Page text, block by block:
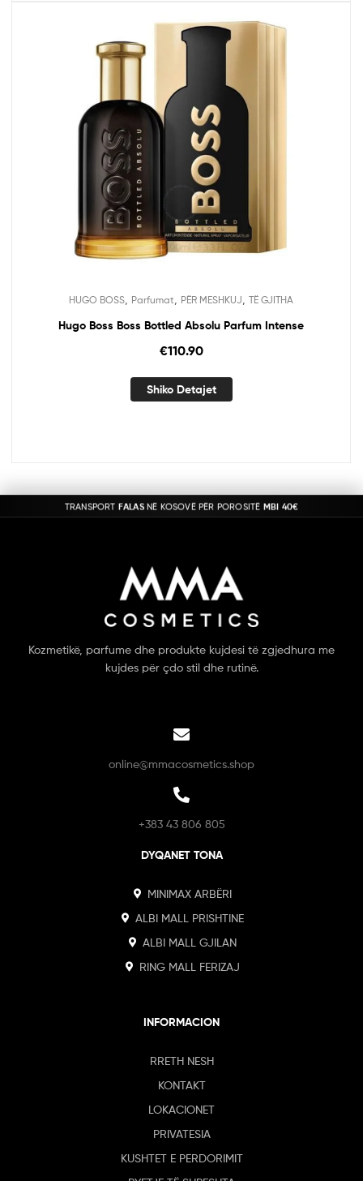
HUGO BOSS Parfumat PËR MESHKUJ TË GJITHA
Hugo Boss Boss Bottled Absolu Parfum Intense
€110.90
Shiko Detajet
Kozmetikë, parfume dhe produkte kujdesi të zgjedhura me
kujdes për çdo stil dhe rutinë.
online@mmacosmetics.shop
+383 43 806 805
DYQANET TONA
MINIMAX ARBËRI
ALBI MALL PRISHTINE
ALBI MALL GJILAN
RING MALL FERIZAJ
INFORMACION
RRETH NESH
KONTAKT
LOKACIONET
PRIVATESIA
KUSHTET E PERDORIMIT
TRANSPORT FALASNË KOSOVË PËR POROSITË MBI 40€